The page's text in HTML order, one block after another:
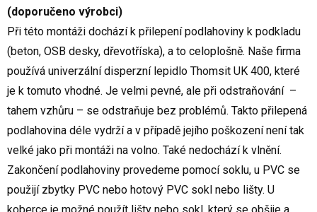
(doporučeno výrobci)
Při této montáži dochází k přilepení podlahoviny k podkladu
(beton, OSB desky, dřevotříska), a to celoplošně. Naše firma
používá univerzální disperzní lepidlo Thomsit UK 400, které
je k tomuto vhodné. Je velmi pevné, ale při odstraňování –
tahem vzhůru – se odstraňuje bez problémů. Takto přilepená
podlahovina déle vydrží a v případě jejího poškození není tak
velké jako při montáži na volno. Také nedochází k vlnění.
Zakončení podlahoviny provedeme pomocí soklu, u PVC se
použijí zbytky PVC nebo hotový PVC sokl nebo lišty. U